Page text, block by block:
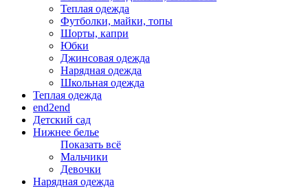
Теплая одежда
Футболки, майки, топы
Шорты, капри
Юбки
Джинсовая одежда
Нарядная одежда
Школьная одежда
Теплая одежда
end2end
Детский сад
Нижнее белье
Показать всё
Мальчики
Девочки
Нарядная одежда